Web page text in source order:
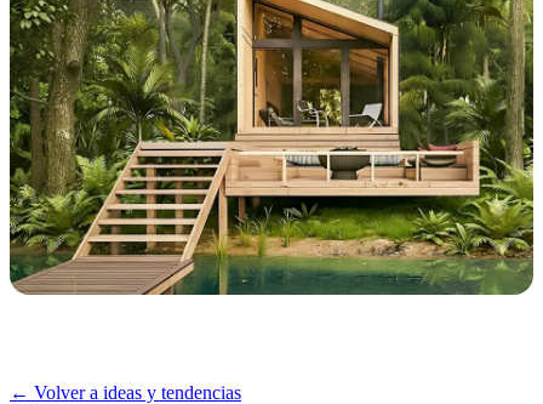
← Volver a ideas y tendencias